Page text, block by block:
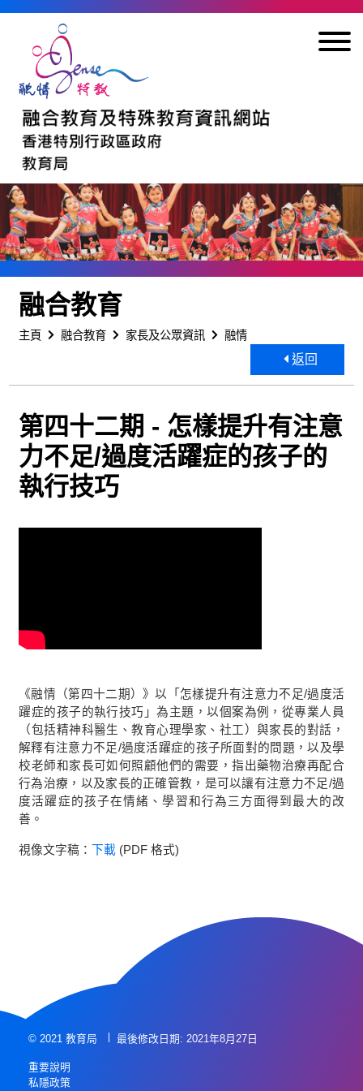
融合教育
主頁 融合教育 家長及公眾資訊 融情
返回
第四十二期 - 怎樣提升有注意
力不足/過度活躍症的孩子的
執行技巧
《融情（第四十二期）》以「怎樣提升有注意力不足/過度活
躍症的孩子的執行技巧」為主題，以個案為例，從專業人員
（包括精神科醫生、教育心理學家、社工）與家長的對話，
解釋有注意力不足/過度活躍症的孩子所面對的問題，以及學
校老師和家長可如何照顧他們的需要，指出藥物治療再配合
行為治療，以及家長的正確管教，是可以讓有注意力不足/過
度活躍症的孩子在情緒、學習和行為三方面得到最大的改
善。
視像文字稿： 下載 (PDF 格式)
© 2021 教育局 最後修改日期: 2021年8月27日
重要說明
私隱政策